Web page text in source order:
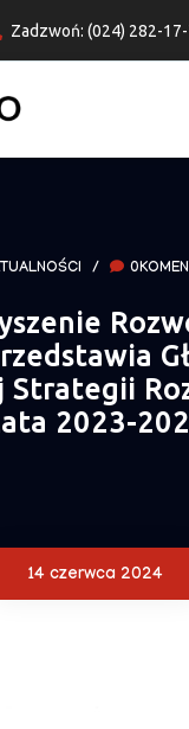
Zadzwoń: (024) 282-
/
Strategii
2023-
14 czerwca 2024